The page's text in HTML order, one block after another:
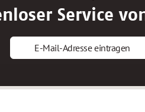
Service
E-Mail-Adresse eintragen